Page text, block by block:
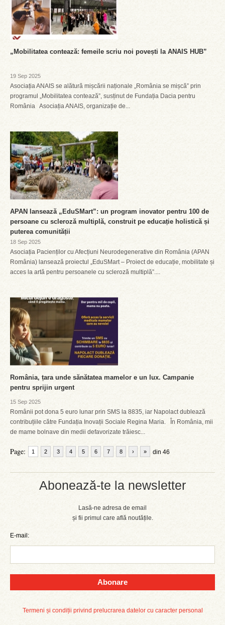
Abonează-te la newsletter
Lasă-ne adresa de email
și fii primul care află noutățile.
E-mail:
Abonare
Termeni și condiții privind prelucrarea datelor cu caracter personal
„Mobilitatea contează: femeile scriu noi povești la ANAIS HUB”
19 Sep 2025
Asociația ANAIS se alătură mișcării naționale „România se mișcă” prin
programul „Mobilitatea contează”, susținut de Fundația Dacia pentru
România Asociația ANAIS, organizație de...
APAN lansează „EduSMart”: un program inovator pentru 100 de
persoane cu scleroză multiplă, construit pe educație holistică și
puterea comunității
18 Sep 2025
Asociația Pacienților cu Afecțiuni Neurodegenerative din România (APAN
România) lansează proiectul „EduSMart – Proiect de educație, mobilitate și
acces la artă pentru persoanele cu scleroză multiplă”....
România, țara unde sănătatea mamelor e un lux. Campanie
pentru sprijin urgent
15 Sep 2025
Românii pot dona 5 euro lunar prin SMS la 8835, iar Napolact dublează
contribuțiile către Fundația Inovații Sociale Regina Maria. În România, mii
de mame bolnave din medii defavorizate trăiesc...
Page: 1 2 3 4 5 6 7 8 din 46
› »